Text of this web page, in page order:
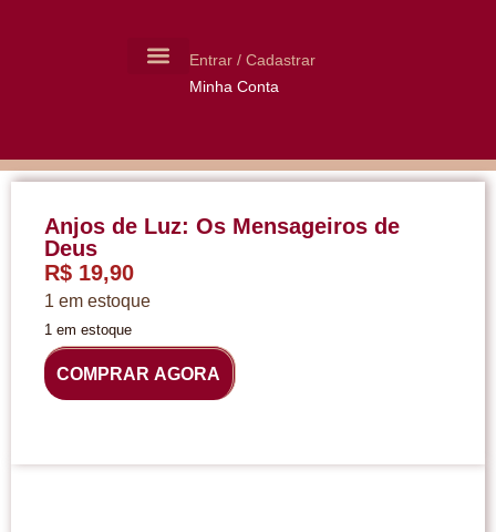
Entrar / Cadastrar
Minha Conta
Anjos de Luz: Os Mensageiros de
Deus
R$ 19,90
1 em estoque
1 em estoque
COMPRAR AGORA